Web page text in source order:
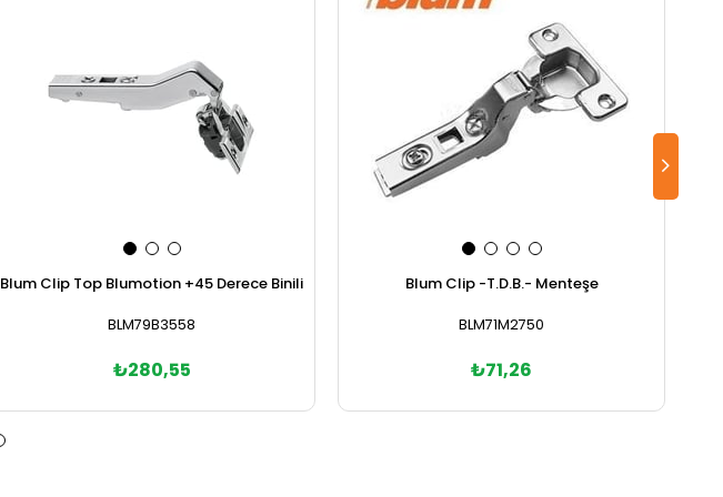
Blum Clip Top Blumotion +45 Derece Binili
BLM79B3558
₺280,55
Blum Clip -T.D.B.- Menteşe
BLM71M2750
₺71,26